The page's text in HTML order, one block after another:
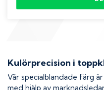
Kulörprecision i
Vår specialblandade färg
med hjälp av